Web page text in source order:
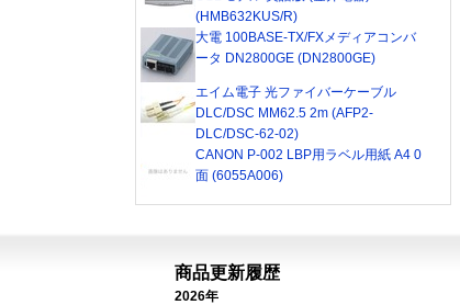
(HMB632KUS/R)
大電 100BASE-TX/FXメディアコンバ
ータ DN2800GE (DN2800GE)
エイム電子 光ファイバーケーブル
DLC/DSC MM62.5 2m (AFP2-
DLC/DSC-62-02)
CANON P-002 LBP用ラベル用紙 A4 0
面 (6055A006)
商品更新履歴
2026年